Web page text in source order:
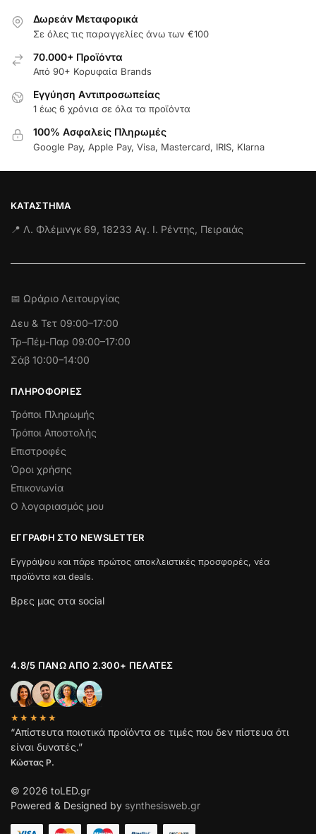
Δωρεάν Μεταφορικά
Σε όλες τις παραγγελίες άνω των €100
70.000+ Προϊόντα
Από 90+ Κορυφαία Brands
Εγγύηση Aντιπροσωπείας
1 έως 6 χρόνια σε όλα τα προϊόντα
100% Ασφαλείς Πληρωμές
Google Pay, Apple Pay, Visa, Mastercard, IRIS, Klarna
ΚΑΤΆΣΤΗΜΑ
📍 Λ. Φλέμινγκ 69, 18233 Αγ. Ι. Ρέντης, Πειραιάς
📅 Ωράριο Λειτουργίας
Δευ & Τετ 09:00–17:00
Τρ–Πέμ-Παρ 09:00–17:00
Σάβ 10:00–14:00
ΠΛΗΡΟΦΟΡΊΕΣ
Τρόποι Πληρωμής
Τρόποι Αποστολής
Επιστροφές
Όροι χρήσης
Επικονωνία
Ο λογαριασμός μου
ΕΓΓΡΑΦΉ ΣΤΟ NEWSLETTER
Εγγράψου και πάρε πρώτος αποκλειστικές προσφορές, νέα
προϊόντα και deals.
Βρες μας στα social
4.8/5 ΠΆΝΩ ΑΠΌ 2.300+ ΠΕΛΆΤΕΣ
★★★★★
“Απίστευτα ποιοτικά προϊόντα σε τιμές που δεν πίστευα ότι
είναι δυνατές.”
Κώστας Ρ.
© 2026 toLED.gr
Powered & Designed by synthesisweb.gr